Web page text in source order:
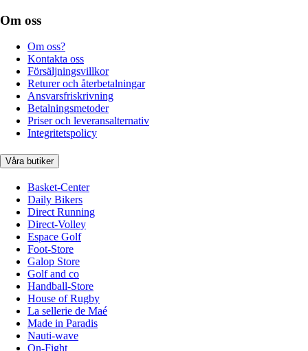
Om oss
Om oss?
Kontakta oss
Försäljningsvillkor
Returer och återbetalningar
Ansvarsfriskrivning
Betalningsmetoder
Priser och leveransalternativ
Integritetspolicy
Våra butiker
Basket-Center
Daily Bikers
Direct Running
Direct-Volley
Espace Golf
Foot-Store
Galop Store
Golf and co
Handball-Store
House of Rugby
La sellerie de Maé
Made in Paradis
Nauti-wave
On-Fight